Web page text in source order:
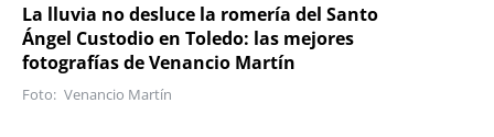
La lluvia no desluce la romería del Santo
Ángel Custodio en Toledo: las mejores
fotografías de Venancio Martín
Venancio Martín